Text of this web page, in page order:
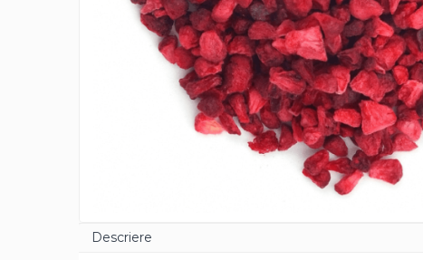
Mixuri Pudra Cofetarie
Mixuri Pudra Inghetata
Descriere